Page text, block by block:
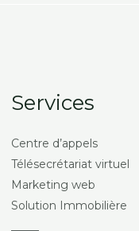
Services
Centre d’appels
Télésecrétariat virtuel
Marketing web
Solution Immobilière